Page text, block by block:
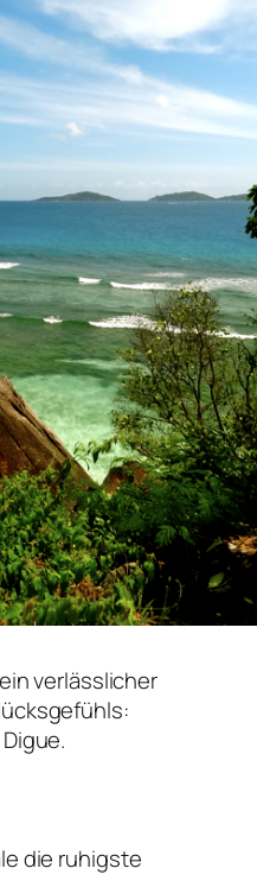
verlässlicher
die ruhigste